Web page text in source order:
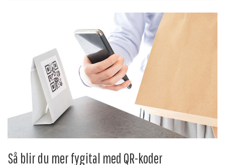
Så blir du mer fygital med QR-koder